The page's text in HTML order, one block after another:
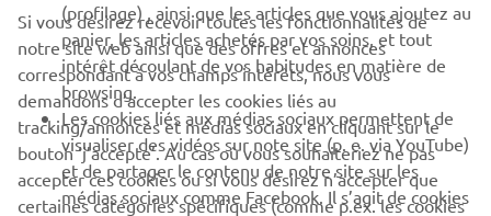
S'ABONNER
Lisez notre politique de confidentialité pour savoir comment
nous traitons vos données personnelles :Politique de
Confidentialité
(profilage) , ainsi que les articles que vous ajoutez au
panier, les articles achetés par vos soins, et tout
intérêt découlant de vos habitudes en matière de
browsing.
Les cookies liés aux médias sociaux permettent de
visualiser des vidéos sur note site (p. e. via YouTube)
et de partager le contenu de notre site sur les
médias sociaux comme Facebook. Il s’agit de cookies
Si vous désirez recevoir toutes les fonctionnalités de
notre site web ainsi que des offres et annonces
correspondant à vos champs intérêts, nous vous
demandons d’accepter les cookies liés au
tracking/annonces et médias sociaux en cliquant sur le
bouton ‘j’accepte’. Au cas où vous souhaiteriez ne pas
accepter ces cookies ou si vous désirez n’accepter que
certaines catégories spécifiques (comme p.ex. les cookies